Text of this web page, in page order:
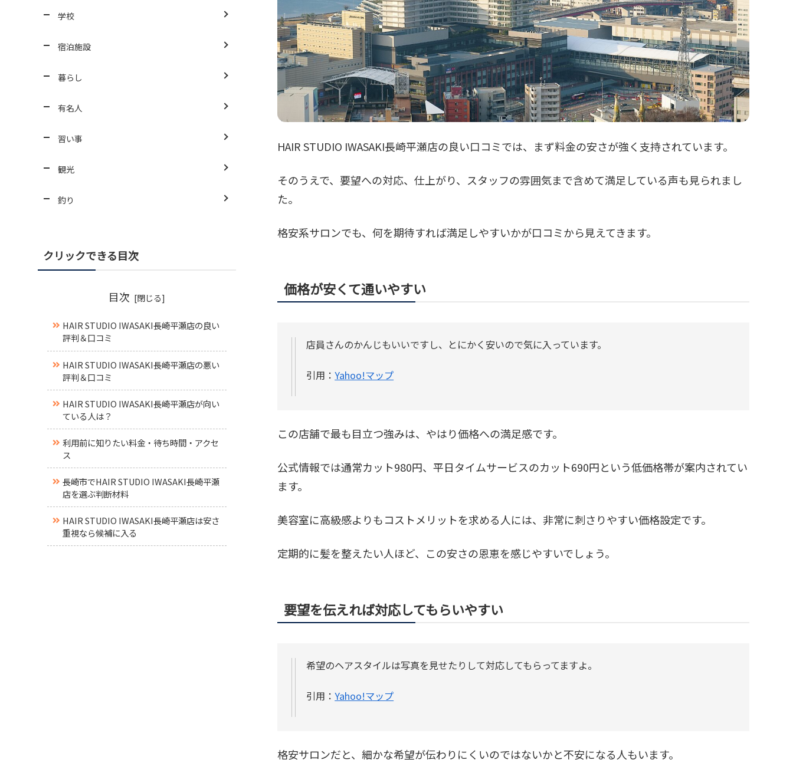
HAIR STUDIO IWASAKI長崎平瀬店の良い口コミでは、まず料金の安さが強く支持されています。
そのうえで、要望への対応、仕上がり、スタッフの雰囲気まで含めて満足している声も見られまし
た。
格安系サロンでも、何を期待すれば満足しやすいかが口コミから見えてきます。
価格が安くて通いやすい
店員さんのかんじもいいですし、とにかく安いので気に入っています。
引用：Yahoo!マップ
この店舗で最も目立つ強みは、やはり価格への満足感です。
公式情報では通常カット980円、平日タイムサービスのカット690円という低価格帯が案内されてい
ます。
美容室に高級感よりもコストメリットを求める人には、非常に刺さりやすい価格設定です。
定期的に髪を整えたい人ほど、この安さの恩恵を感じやすいでしょう。
要望を伝えれば対応してもらいやすい
希望のヘアスタイルは写真を見せたりして対応してもらってますよ。
引用：Yahoo!マップ
格安サロンだと、細かな希望が伝わりにくいのではないかと不安になる人もいます。
学校
宿泊施設
暮らし
有名人
習い事
観光
釣り
クリックできる目次
目次
HAIR STUDIO IWASAKI長崎平瀬店の良い
評判＆口コミ
HAIR STUDIO IWASAKI長崎平瀬店の悪い
評判＆口コミ
HAIR STUDIO IWASAKI長崎平瀬店が向い
ている人は？
利用前に知りたい料金・待ち時間・アクセ
ス
長崎市でHAIR STUDIO IWASAKI長崎平瀬
店を選ぶ判断材料
HAIR STUDIO IWASAKI長崎平瀬店は安さ
重視なら候補に入る